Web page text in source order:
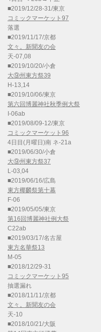
■2019/12/28-31/東京
コミックマーケット97
落選
■2019/11/17/京都
文々。新聞友の会
天-07,08
■2019/10/20/小倉
大⑨州東方祭39
H-13,14
■2019/10/06/東京
第六回博麗神社秋季例大祭
I-06ab
■2019/08/09-12/東京
コミックマーケット96
4日目(月曜日)南 ネ-21a
■2019/06/30/小倉
大⑨州東方祭37
L-03,04
■2019/06/16/広島
東方椰麟祭第十幕
F-06
■2019/05/05/東京
第16回博麗神社例大祭
C22ab
■2019/03/17/名古屋
東方名華祭13
M-05
■2018/12/29-31
コミックマーケット95
抽選漏れ
■2018/11/11/京都
文々。新聞友の会
天-10
■2018/10/21/大阪